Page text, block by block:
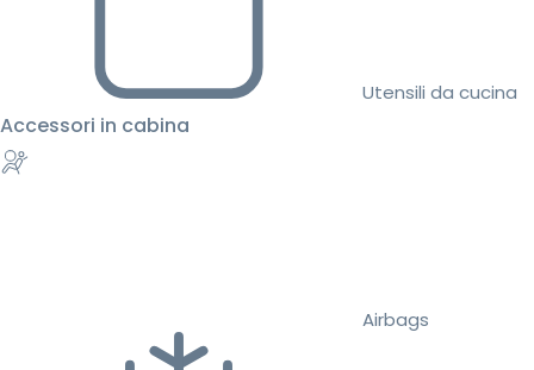
Utensili da cucina
Accessori in cabina
Airbags